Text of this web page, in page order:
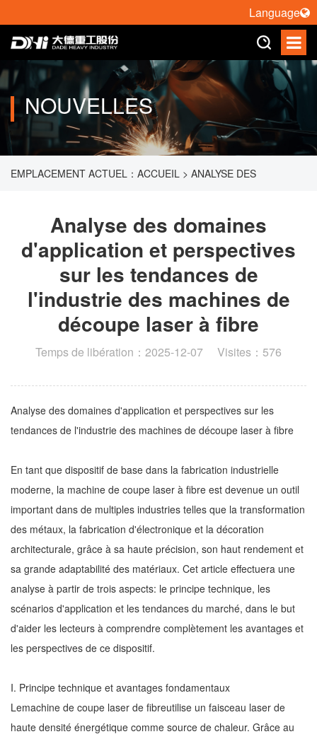
NOUVELLES
EMPLACEMENT ACTUEL： ACCUEIL > ANALYSE DES
TENDANCES DE L'INDUSTRIE DES MACHINES DE DÉCOUPE
LASER À FIBRE
Analyse des domaines
d'application et perspectives
sur les tendances de
l'industrie des machines de
découpe laser à fibre
Temps de libération：2025-12-07 Visites：576
Analyse des domaines d'application et perspectives sur les
tendances de l'industrie des machines de découpe laser à fibre
En tant que dispositif de base dans la fabrication industrielle
moderne, la machine de coupe laser à fibre est devenue un outil
important dans de multiples industries telles que la transformation
des métaux, la fabrication d'électronique et la décoration
architecturale, grâce à sa haute précision, son haut rendement et
sa grande adaptabilité des matériaux. Cet article effectuera une
analyse à partir de trois aspects: le principe technique, les
scénarios d'application et les tendances du marché, dans le but
d'aider les lecteurs à comprendre complètement les avantages et
les perspectives de ce dispositif.
I. Principe technique et avantages fondamentaux
Lemachine de coupe laser de fibreutilise un faisceau laser de
haute densité énergétique comme source de chaleur. Grâce au
Language